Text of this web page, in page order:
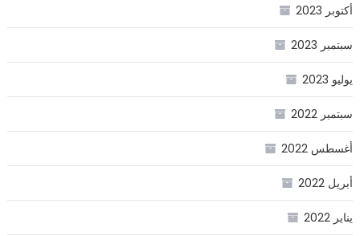
أكتوبر 2023
سبتمبر 2023
يوليو 2023
سبتمبر 2022
أغسطس 2022
أبريل 2022
يناير 2022